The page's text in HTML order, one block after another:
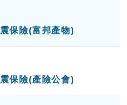
保險(富邦產物)
保險(產險公會)